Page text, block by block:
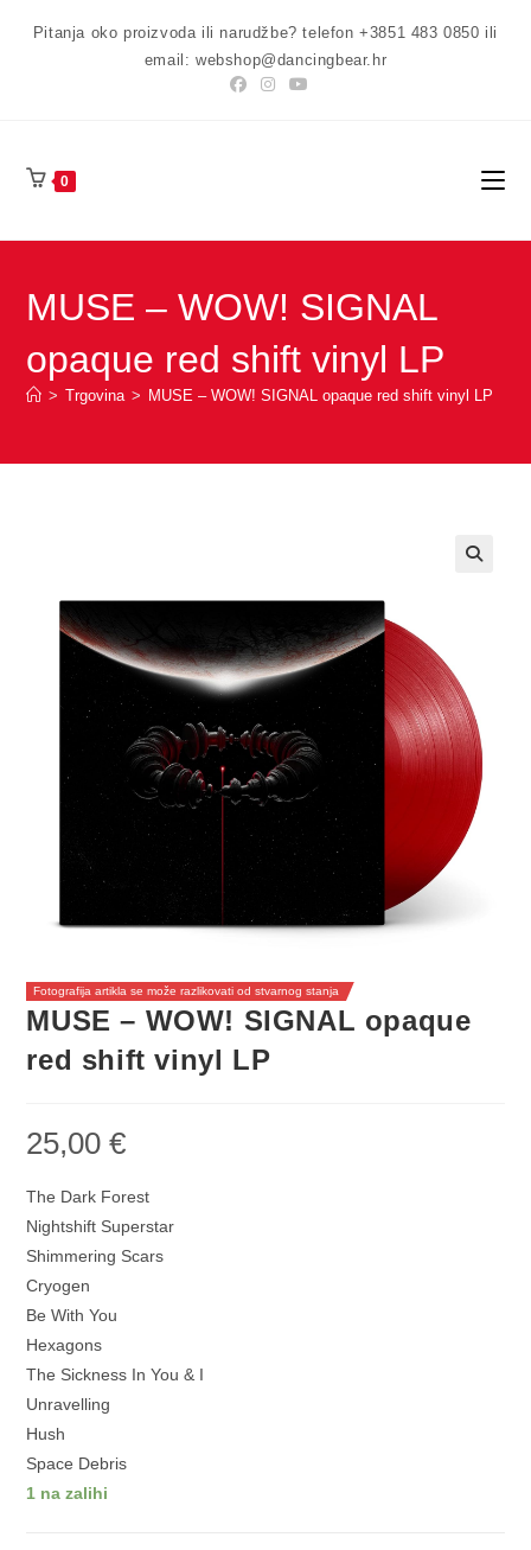
Pitanja oko proizvoda ili narudžbe? telefon +3851 483 0850 ili
email: webshop@dancingbear.hr
0
MUSE – WOW! SIGNAL
opaque red shift vinyl LP
> Trgovina > MUSE – WOW! SIGNAL opaque red shift vinyl LP
Fotografija artikla se može razlikovati od stvarnog stanja
MUSE – WOW! SIGNAL opaque
red shift vinyl LP
25,00€
The Dark Forest
Nightshift Superstar
Shimmering Scars
Cryogen
Be With You
Hexagons
The Sickness In You & I
Unravelling
Hush
Space Debris
1 na zalihi